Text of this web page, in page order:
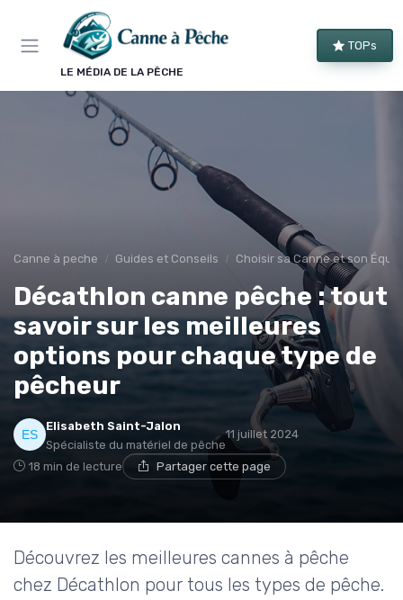
LE MÉDIA DE LA PÊCHE
TOPs
Canne à peche Guides et Conseils Choisir sa Canne et son
Décathlon canne pêche : tout
savoir sur les meilleures
options pour chaque type de
pêcheur
Elisabeth Saint-Jalon
Spécialiste du matériel de pêche
11 juillet 2024
18 min de lecture Partager cette page
Découvrez les meilleures cannes à pêche
chez Décathlon pour tous les types de pêche.
Panneau de gestion des cookies